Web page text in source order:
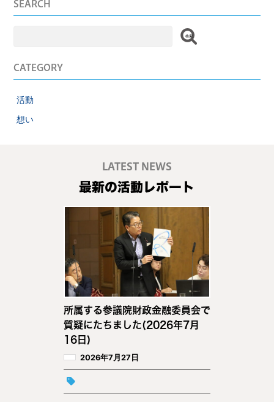
SEARCH
CATEGORY
活動
想い
LATEST NEWS
最新の活動レポート
所属する参議院財政金融委員会で
質疑にたちました(2026年7月
16日)
2026年7月27日